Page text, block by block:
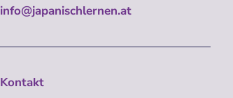
info@japanischlernen.at
Kontakt